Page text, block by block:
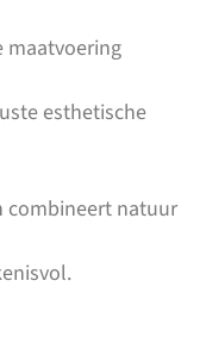
maatvoering
esthetische
combineert natuur